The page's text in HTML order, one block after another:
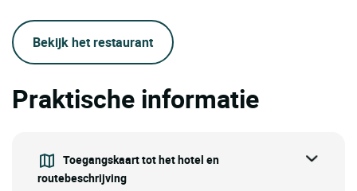
Bekijk het restaurant
Praktische informatie
Toegangskaart tot het hotel en
routebeschrijving